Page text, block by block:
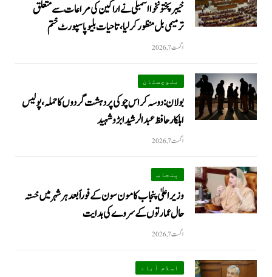
خیبرپختونخوا اسمبلی نے اراکین کی مراعات سے متعلق
ترمیمی بل منظور کر لیا، تاحیات بلیو پاسپورٹ ختم
اگست 7, 2026
بلوچستان
بولان: دوسہ کراس چوکی پر دہشت گردوں کا حملہ، پولیس
اہلکار حافظ عبدالرشید ابڑو شہید
اگست 7, 2026
پنجاب
وزیراعلیٰ پنجاب کا مون سون کے فوراً بعد ہر شہر میں خستہ
حال عمارتوں کے سروے کی ہدایت
اگست 7, 2026
اسلام آباد